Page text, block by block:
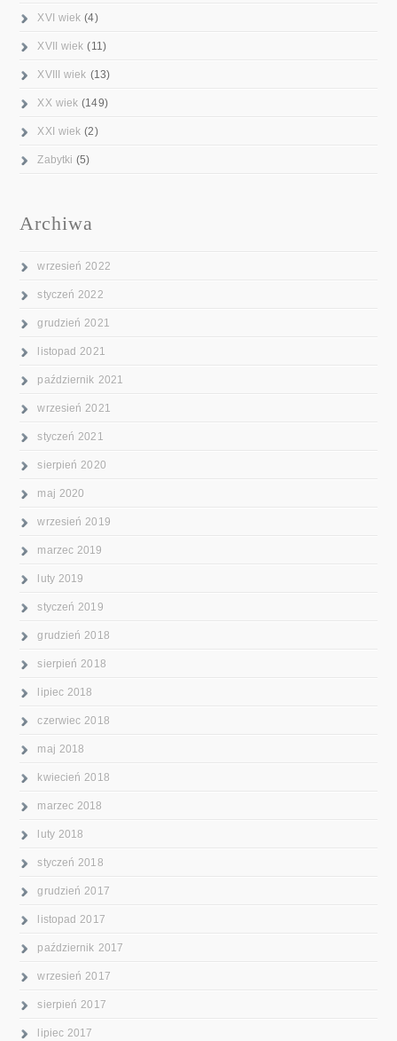
XVI wiek (4)
XVII wiek (11)
XVIII wiek (13)
XX wiek (149)
XXI wiek (2)
Zabytki (5)
Archiwa
wrzesień 2022
styczeń 2022
grudzień 2021
listopad 2021
październik 2021
wrzesień 2021
styczeń 2021
sierpień 2020
maj 2020
wrzesień 2019
marzec 2019
luty 2019
styczeń 2019
grudzień 2018
sierpień 2018
lipiec 2018
czerwiec 2018
maj 2018
kwiecień 2018
marzec 2018
luty 2018
styczeń 2018
grudzień 2017
listopad 2017
październik 2017
wrzesień 2017
sierpień 2017
lipiec 2017